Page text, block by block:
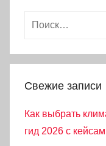
Найти:
Свежие записи
Как выбрать
гид 2026 с